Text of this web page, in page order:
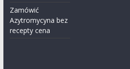
Zamówić
Azytromycyna​ bez
recepty cena